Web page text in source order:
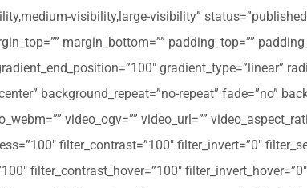
visibility,large-visibility”
margin_bottom=”” padding_top=””
gradient_type=”linear”
background_repeat=”no-repeat” fade=”no”
video_ogv=”” video_url=””
filter_contrast=”100″ filter_invert=”0″
filter_contrast_hover=”100″